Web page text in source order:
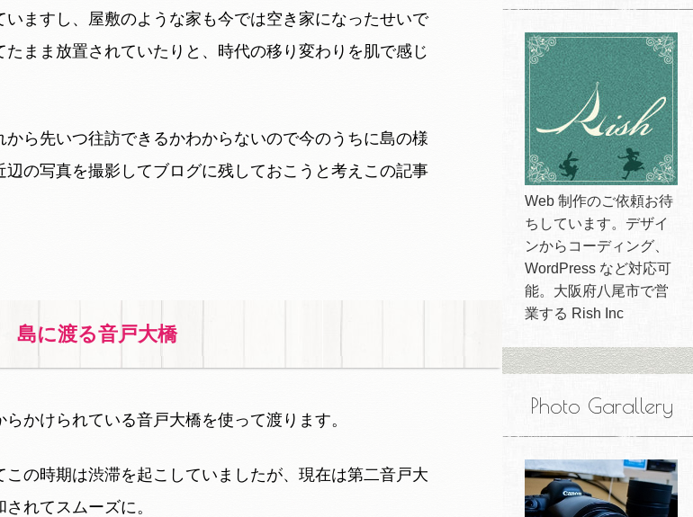
ますし、屋敷のような家も今では空き家になったせいで
まま放置されていたりと、時代の移り変わりを肌で感じ
ら先いつ往訪できるかわからないので今のうちに島の様
の写真を撮影してブログに残しておこうと考えこの記事
島に渡る音戸大橋
かけられている音戸大橋を使って渡ります。
の時期は渋滞を起こしていましたが、現在は第二音戸大
れてスムーズに。
Web 制作のご依頼お待
ちしています。デザイ
ンからコーディング、
WordPress など対応可
能。大阪府八尾市で営
業する Rish Inc
Photo Garallery